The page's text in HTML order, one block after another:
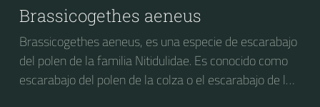
Brassicogethes aeneus
Brassicogethes aeneus, es una especie de escarabajo
del polen de la familia Nitidulidae. Es conocido como
escarabajo del polen de la colza o el escarabajo de la